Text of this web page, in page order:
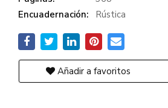
Encuadernación:
Rústica
Añadir a favoritos